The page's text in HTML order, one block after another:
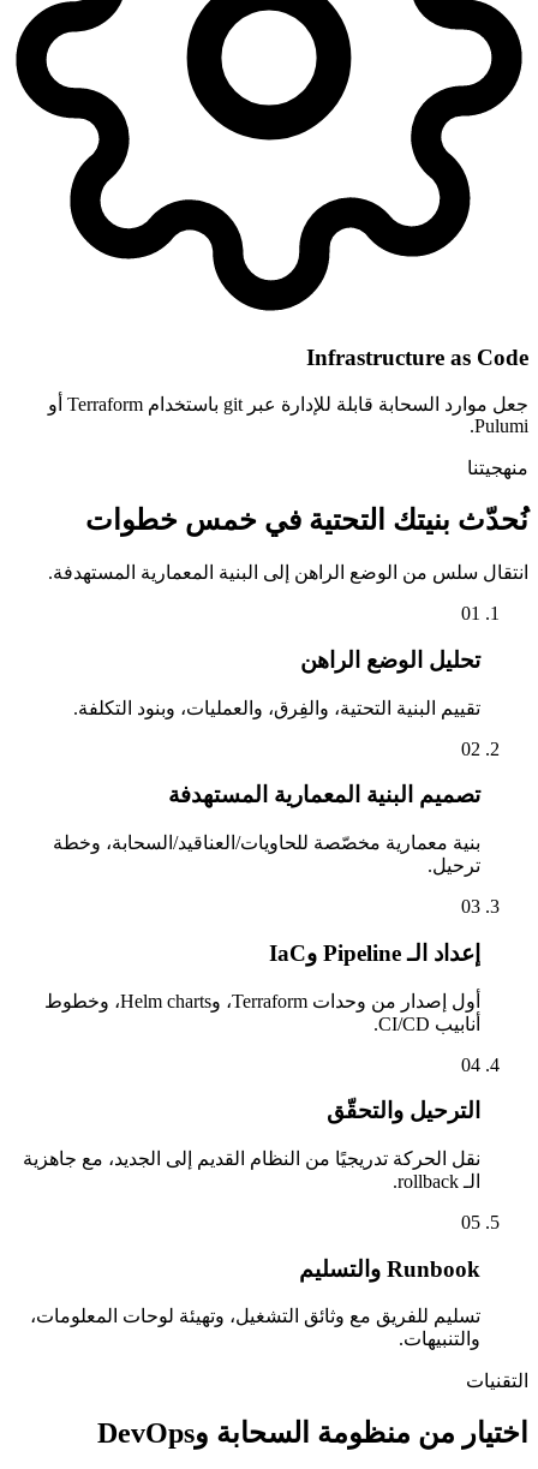
Infrastructure as Code
جعل موارد السحابة قابلة للإدارة عبر git باستخدام Terraform أو
Pulumi.
منهجيتنا
نُحدّث بنيتك التحتية في خمس خطوات
انتقال سلس من الوضع الراهن إلى البنية المعمارية المستهدفة.
01
تحليل الوضع الراهن
تقييم البنية التحتية، والفِرق، والعمليات، وبنود التكلفة.
02
تصميم البنية المعمارية المستهدفة
بنية معمارية مخصّصة للحاويات/العناقيد/السحابة، وخطة
ترحيل.
03
إعداد الـ Pipeline وIaC
أول إصدار من وحدات Terraform، وHelm charts، وخطوط
أنابيب CI/CD.
04
الترحيل والتحقّق
نقل الحركة تدريجيًا من النظام القديم إلى الجديد، مع جاهزية
الـ rollback.
05
Runbook والتسليم
تسليم للفريق مع وثائق التشغيل، وتهيئة لوحات المعلومات،
والتنبيهات.
التقنيات
اختيار من منظومة السحابة وDevOps